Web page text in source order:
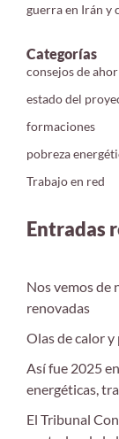
guerra en Irán y
Categorías
consejos de
estado del
formaciones
pobreza
Trabajo en red
Entradas
Nos vemos de
renovadas
Olas de calor
Así fue 2025
energéticas,
El Tribunal